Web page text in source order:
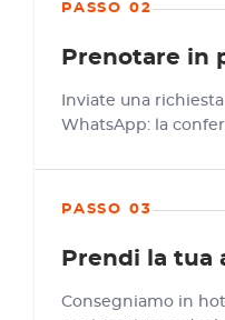
PASSO 02
Prenotare in
Inviate una
WhatsApp: la
PASSO 03
Prendi la tua
Consegniamo in